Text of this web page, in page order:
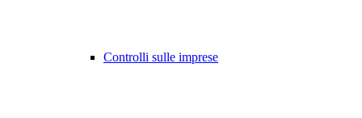
Controlli sulle imprese